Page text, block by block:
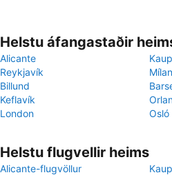
Helstu áfangastaðir
Alicante
Reykjavík
Billund
Keflavík
London
Osló
Helstu flugvellir heims
Alicante-flugvöllur